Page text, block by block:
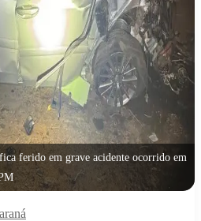
ferido em grave acidente ocorrido em